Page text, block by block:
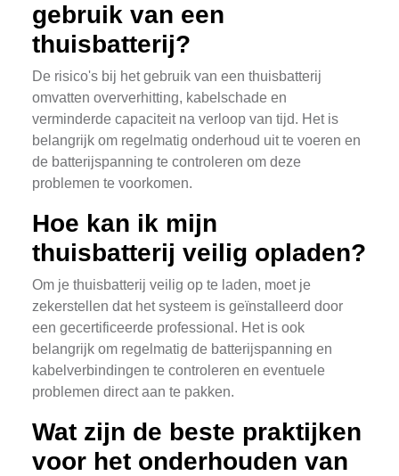
gebruik van een
thuisbatterij?
De risico's bij het gebruik van een thuisbatterij
omvatten oververhitting, kabelschade en
verminderde capaciteit na verloop van tijd. Het is
belangrijk om regelmatig onderhoud uit te voeren en
de batterijspanning te controleren om deze
problemen te voorkomen.
Hoe kan ik mijn
thuisbatterij veilig opladen?
Om je thuisbatterij veilig op te laden, moet je
zekerstellen dat het systeem is geïnstalleerd door
een gecertificeerde professional. Het is ook
belangrijk om regelmatig de batterijspanning en
kabelverbindingen te controleren en eventuele
problemen direct aan te pakken.
Wat zijn de beste praktijken
voor het onderhouden van